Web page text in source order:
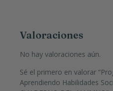
Valoraciones
No hay valoraciones aún.
Sé el primero en valorar
Aprendiendo Habilidades